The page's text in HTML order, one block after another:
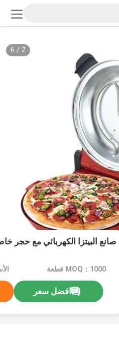
2
/
6
صانع البيتزا الكهربائي مع حجر
MOQ：1000 قطعة
افضل سعر